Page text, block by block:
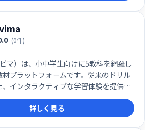
し、成長を促します。
(0件)
マ）は、小中学生向けに5教科を網羅し
材プラットフォームです。従来のドリル
インタラクティブな学習体験を提供
解を深めるための工夫が盛り込まれてい
や学校授業に活用できる便利なツール
の教育現場で利用されています。
詳しく見る